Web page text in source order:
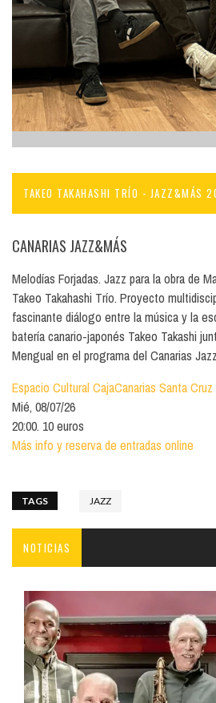
TAKEO TAKAHASHI TRÍO - JAZZ&MÁS
CANARIAS JAZZ&MÁS
Melodías Forjadas. Jazz para la obra de
Takeo Takahashi Trío. Proyecto
fascinante diálogo entre la música y la
batería canario-japonés Takeo Takashi
Mengual en el programa del Canarias
Espacio Cultural CajaCanarias Santa Cruz
Mié, 08/07/26
20:00. 10 euros
Más info y reserva de entradas online
TAGS JAZZ
NOTICIAS